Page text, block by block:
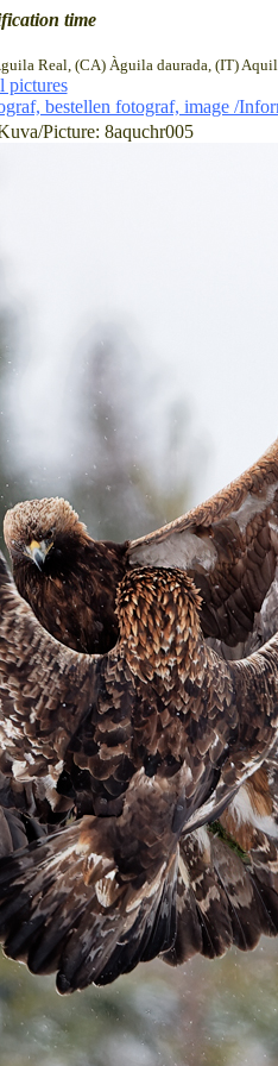
time
Real, (CA) Àguila daurada, (IT)
pictures
bestellen fotograf, image /
Picture: 8aquchr005